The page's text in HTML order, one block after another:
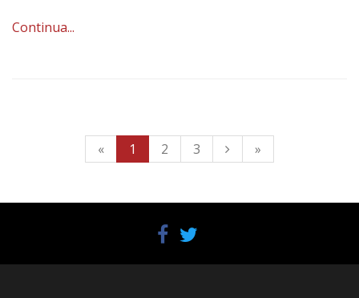
Continua...
« 1 2 3 »